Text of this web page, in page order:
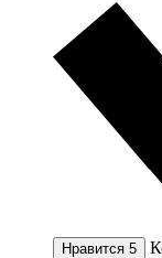
Нравится 5